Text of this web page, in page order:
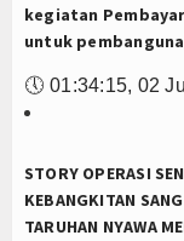
kegiatan
untuk
🕔 01:34:15, 02
STORY OPERASI
KEBANGKITAN
TARUHAN NYAWA